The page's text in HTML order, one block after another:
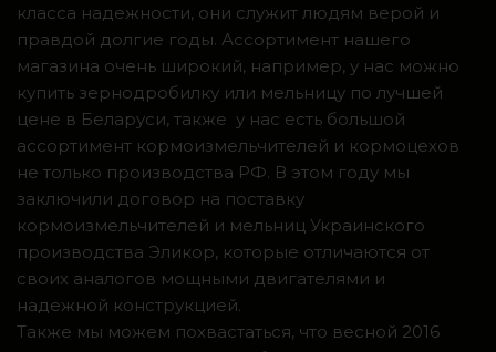
класса надежности, они служит людям верой и
правдой долгие годы. Ассортимент нашего
магазина очень широкий, например, у нас можно
купить зернодробилку или мельницу по лучшей
цене в Беларуси, также у нас есть большой
ассортимент кормоизмельчителей и кормоцехов
не только производства РФ. В этом году мы
заключили договор на поставку
кормоизмельчителей и мельниц Украинского
производства Эликор, которые отличаются от
своих аналогов мощными двигателями и
надежной конструкцией.
Также мы можем похвастаться, что весной 2016